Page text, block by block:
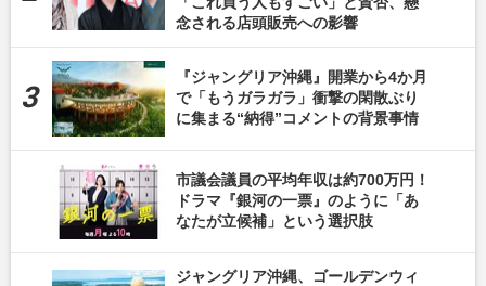
念される店頭販売への影響
『ジャングリア沖縄』開業から4か月
で「もうガラガラ」衝撃の閑散ぶり
に集まる“納得”コメントの背景事情
市議会議員の平均年収は約700万円！
ドラマ『銀河の一票』のように「あ
なたが立候補」という選択肢
ジャングリア沖縄、ゴールデンウィ